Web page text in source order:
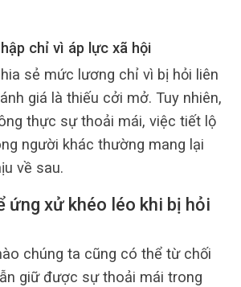
chỉ vì áp lực xã hội
sẻ mức lương chỉ vì bị hỏi liên
giá là thiếu cởi mở. Tuy nhiên,
thực sự thoải mái, việc tiết lộ
người khác thường mang lại
về sau.
ứng xử khéo léo khi bị hỏi
chúng ta cũng có thể từ chối
giữ được sự thoải mái trong